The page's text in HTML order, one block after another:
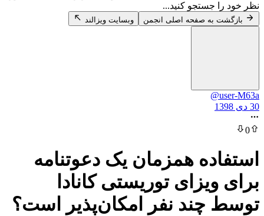
جستجو کنید...
به صفحه اصلی انجمن وبسایت ویزالند
همزمان یک دعوتنامه
توریستی کانادا
چند نفر امکان‌پذیر است؟